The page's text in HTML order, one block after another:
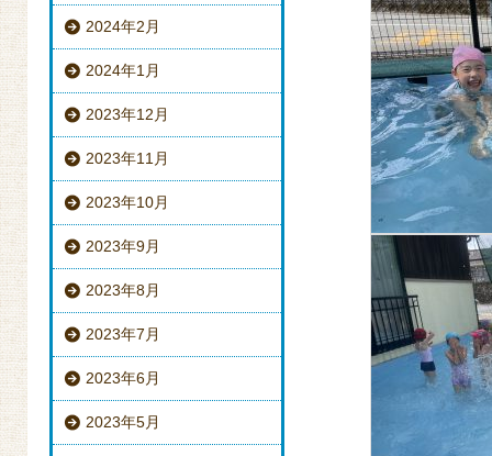
2024年2月
2024年1月
2023年12月
2023年11月
2023年10月
2023年9月
2023年8月
2023年7月
2023年6月
2023年5月